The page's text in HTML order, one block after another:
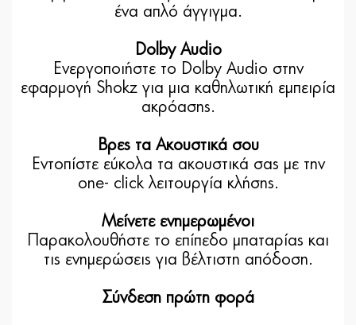
ένα απλό άγγιγμα.
Dolby Audio
Ενεργοποιήστε το Dolby Audio στην
εφαρμογή Shokz για μια καθηλωτική εμπειρία
ακρόασης.
Βρες τα Ακουστικά σου
Εντοπίστε εύκολα τα ακουστικά σας με την
one- click λειτουργία κλήσης.
Μείνετε ενημερωμένοι
Παρακολουθήστε το επίπεδο μπαταρίας και
τις ενημερώσεις για βέλτιστη απόδοση.
Σύνδεση πρώτη φορά